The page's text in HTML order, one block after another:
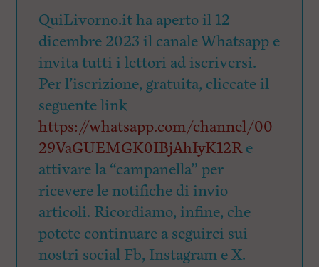
QuiLivorno.it ha aperto il 12
dicembre 2023 il canale Whatsapp e
invita tutti i lettori ad iscriversi.
Per l’iscrizione, gratuita, cliccate il
seguente link
https://whatsapp.com/channel/00
29VaGUEMGK0IBjAhIyK12Re
attivare la “campanella” per
ricevere le notifiche di invio
articoli. Ricordiamo, infine, che
potete continuare a seguirci sui
nostri social Fb, Instagram e X.